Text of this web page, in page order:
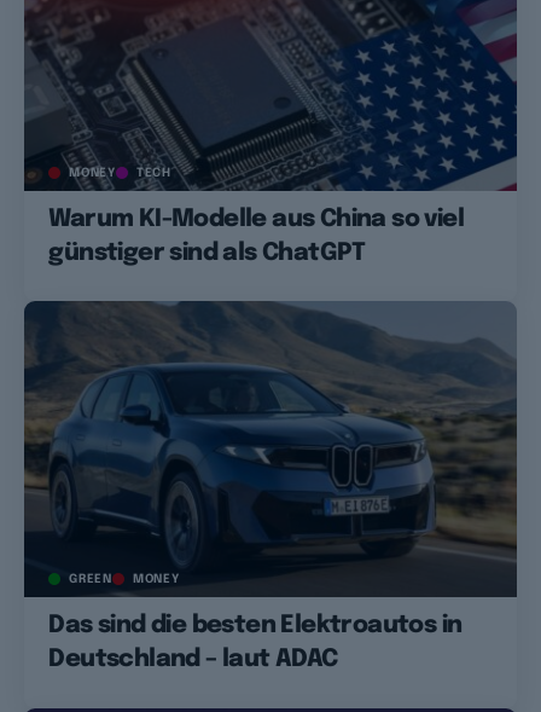
MONEY TECH
Warum KI-Modelle aus China so viel
günstiger sind als ChatGPT
GREEN MONEY
Das sind die besten Elektroautos in
Deutschland – laut ADAC